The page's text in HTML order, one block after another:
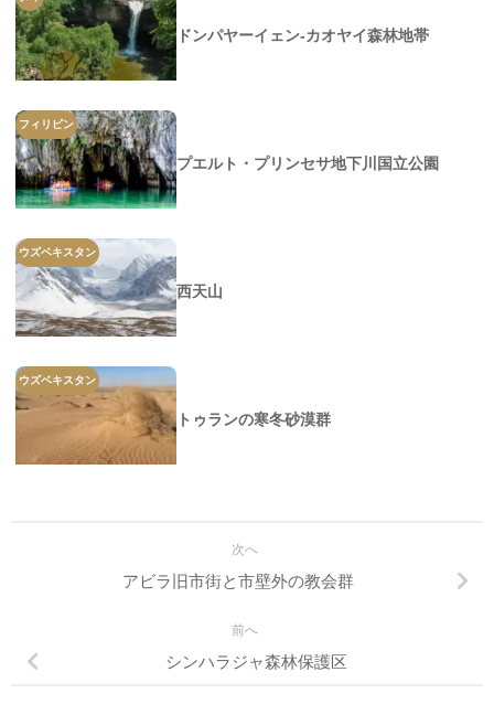
ドンパヤーイェン-カオヤイ森林地帯
フィリピン
プエルト・プリンセサ地下川国立公園
ウズベキスタン
西天山
ウズベキスタン
トゥランの寒冬砂漠群
次へ
アビラ旧市街と市壁外の教会群
前へ
シンハラジャ森林保護区